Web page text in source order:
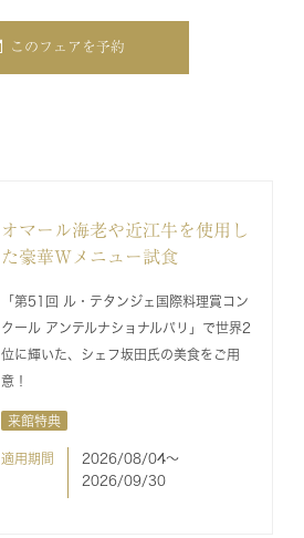
このフェアを予約
オマール海老や近江牛を使用し
た豪華Wメニュー試食
「第51回 ル・テタンジェ国際料理賞コン
クール アンテルナショナルパリ」で世界2
位に輝いた、シェフ坂田氏の美食をご用
意！
来館特典
適用期間
2026/08/04〜
2026/09/30